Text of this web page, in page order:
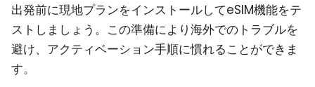
出発前に現地プランをインストールしてeSIM機能をテ
ストしましょう。この準備により海外でのトラブルを
避け、アクティベーション手順に慣れることができま
す。